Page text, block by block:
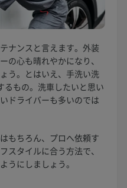
ナンスと言えます。外装
の心も晴れやかになり、
う。とはいえ、手洗い洗
るもの。洗車したいと思い
ドライバーも多いのでは
もちろん、プロへ依頼す
スタイルに合う方法で、
うにしましょう。